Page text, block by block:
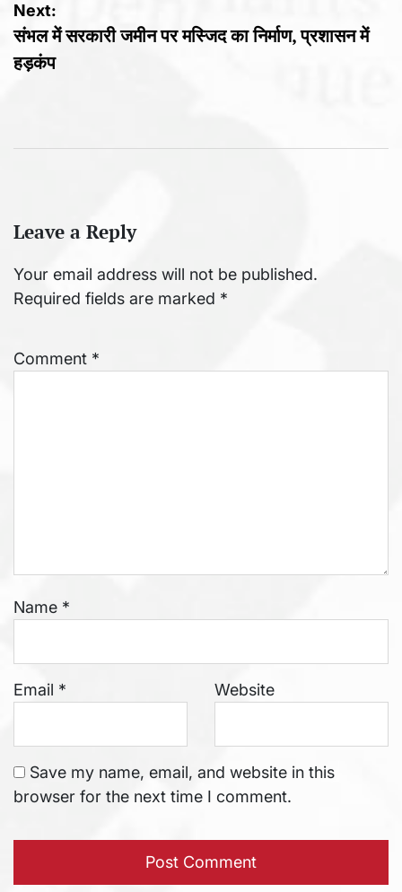
Next:
संभल में सरकारी जमीन पर मस्जिद का निर्माण, प्रशासन में
हड़कंप
Leave a Reply
Your email address will not be published.
Required fields are marked *
Comment *
Name *
Email * Website
Save my name, email, and website in this
browser for the next time I comment.